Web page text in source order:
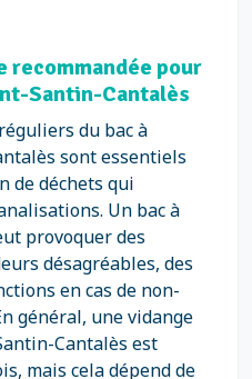
recommandée pour
Santin-Cantalès
du bac à
sont essentiels
de déchets qui
Un bac à
provoquer des
désagréables, des
en cas de non-
général, une vidange
Cantalès est
mais cela dépend de